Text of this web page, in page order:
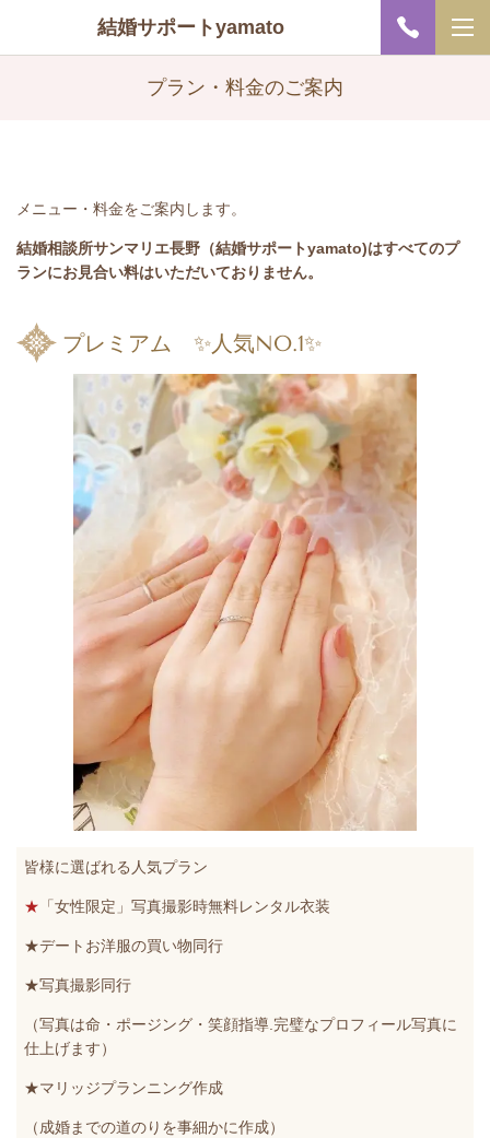
結婚サポートyamato
プラン・料金のご案内
メニュー・料金をご案内します。
結婚相談所サンマリエ長野（結婚サポートyamato)はすべてのプ
ランにお見合い料はいただいておりません。
プレミアム ✨人気NO.1✨
皆様に選ばれる人気プラン
★ 「女性限定」写真撮影時無料レンタル衣装
★デートお洋服の買い物同行
★写真撮影同行
（写真は命・ポージング・笑顔指導.完璧なプロフィール写真に
仕上げます）
★マリッジプランニング作成
（成婚までの道のりを事細かに作成）